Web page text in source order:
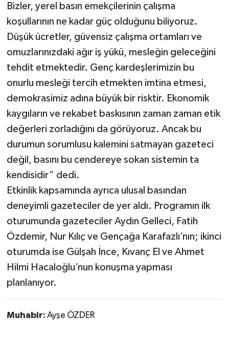
Bizler, yerel basın emekçilerinin çalışma
koşullarının ne kadar güç olduğunu biliyoruz.
Düşük ücretler, güvensiz çalışma ortamları ve
omuzlarınızdaki ağır iş yükü, mesleğin geleceğini
tehdit etmektedir. Genç kardeşlerimizin bu
onurlu mesleği tercih etmekten imtina etmesi,
demokrasimiz adına büyük bir risktir. Ekonomik
kaygıların ve rekabet baskısının zaman zaman etik
değerleri zorladığını da görüyoruz. Ancak bu
durumun sorumlusu kalemini satmayan gazeteci
değil, basını bu cendereye sokan sistemin ta
kendisidir” dedi.
Etkinlik kapsamında ayrıca ulusal basından
deneyimli gazeteciler de yer aldı. Programın ilk
oturumunda gazeteciler Aydın Gelleci, Fatih
Özdemir, Nur Kılıç ve Gençağa Karafazlı’nın; ikinci
oturumda ise Gülşah İnce, Kıvanç El ve Ahmet
Hilmi Hacaloğlu’nun konuşma yapması
planlanıyor.
Muhabir: Ayşe ÖZDER